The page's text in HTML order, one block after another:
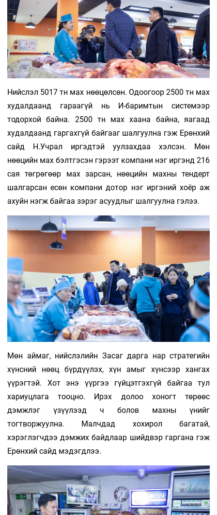
Нийслэл 5017 тн мах нөөцөлсөн. Одоогоор 2500 тн мах
худалдаанд гараагүй нь И-баримтын системээр
тодорхой байна. 2500 тн мах хаана байна, яагаад
худалдаанд гаргахгүй байгааг шалгуулна гэж Ерөнхий
сайд Н.Учрал иргэдтэй уулзахдаа хэлсэн. Мөн
нөөцийн мах бэлтгэсэн гэрээт компани нэг иргэнд 216
сая төгрөгөөр мах зарсан, нөөцийн махны тендерт
шалгарсан есөн компани дотор нэг иргэний хоёр аж
ахуйн нэгж байгаа зэрэг асуудлыг шалгуулна гэлээ.
Мөн аймаг, нийслэлийн Засаг дарга нар стратегийн
хүнсний нөөц бүрдүүлэх, хүн амыг хүнсээр хангах
үүрэгтэй. Хот энэ үүргээ гүйцэтгэхгүй байгаа тул
хариуцлага тооцно. Ирэх долоо хоногт төрөөс
дэмжлэг үзүүлээд ч болов махны үнийг
тогтворжуулна. Малчдад хохирол багатай,
хэрэглэгчдээ дэмжих байдлаар шийдвэр гаргана гэж
Ерөнхий сайд мэдэгдлээ.